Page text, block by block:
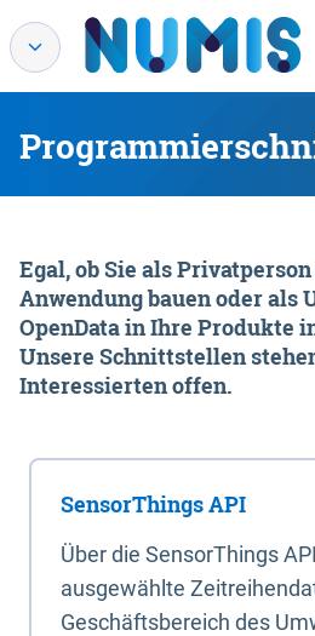
Egal, ob Sie als
Anwendung bauen oder als
OpenData in Ihre Produkte
Unsere Schnittstellen
Interessierten offen.
SensorThings API
Über die SensorThings
ausgewählte
Geschäftsbereich des